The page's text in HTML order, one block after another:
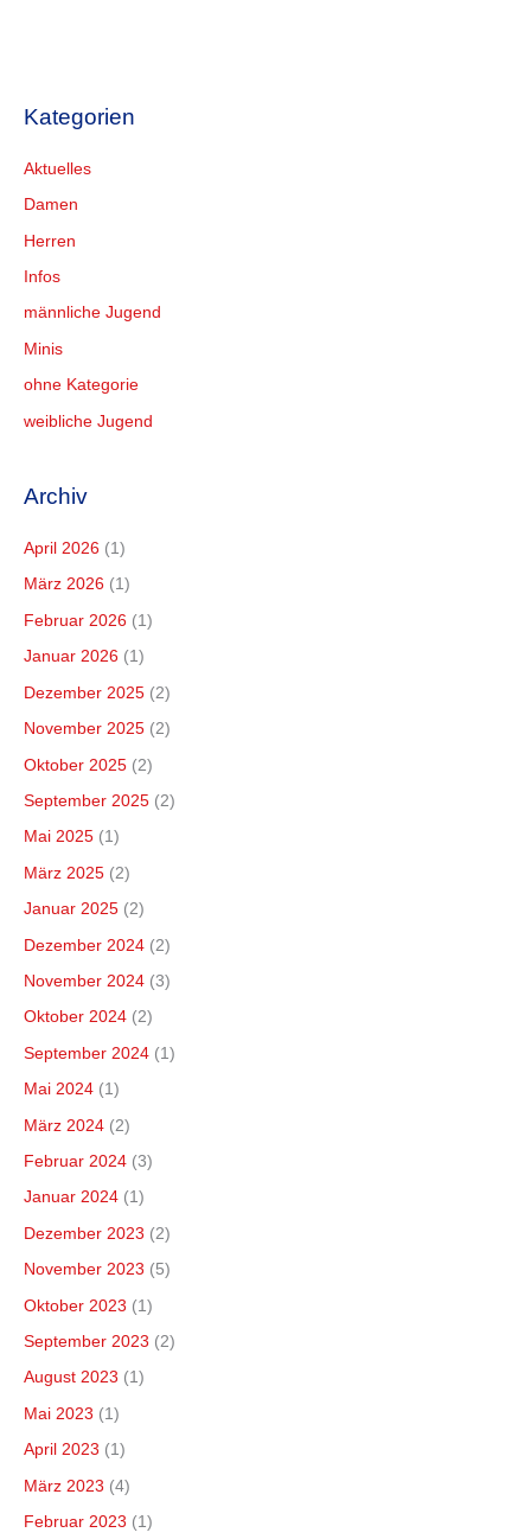
Kategorien
Aktuelles
Damen
Herren
Infos
männliche Jugend
Minis
ohne Kategorie
weibliche Jugend
Archiv
April 2026 (1)
März 2026 (1)
Februar 2026 (1)
Januar 2026 (1)
Dezember 2025 (2)
November 2025 (2)
Oktober 2025 (2)
September 2025 (2)
Mai 2025 (1)
März 2025 (2)
Januar 2025 (2)
Dezember 2024 (2)
November 2024 (3)
Oktober 2024 (2)
September 2024 (1)
Mai 2024 (1)
März 2024 (2)
Februar 2024 (3)
Januar 2024 (1)
Dezember 2023 (2)
November 2023 (5)
Oktober 2023 (1)
September 2023 (2)
August 2023 (1)
Mai 2023 (1)
April 2023 (1)
März 2023 (4)
Februar 2023 (1)